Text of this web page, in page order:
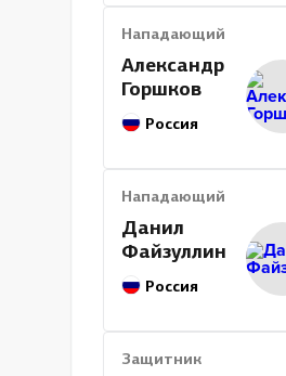
Нападающий
Александр
Горшков
Россия
Нападающий
Данил
Файзуллин
Россия
Защитник